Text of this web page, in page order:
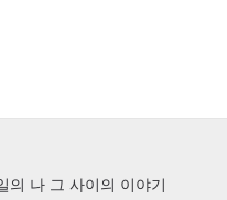
나 그 사이의 이야기